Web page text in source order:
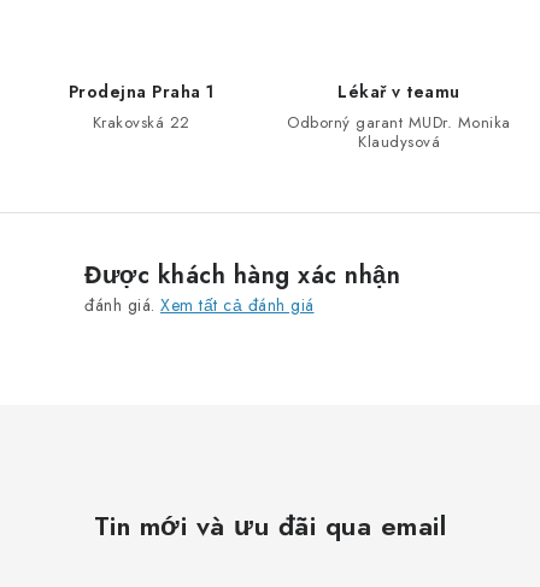
Prodejna Praha 1
Krakovská 22
Lékař v teamu
Odborný garant MUDr. Monika
Klaudysová
Được khách hàng xác nhận
đánh giá. Xem tất cả đánh giá
Tin mới và ưu đãi qua email